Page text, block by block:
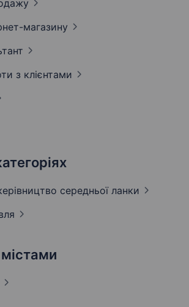
магазину
з клієнтами
середньоїланки
містами